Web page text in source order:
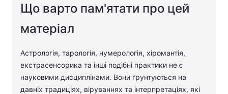
Що варто пам'ятати про цей
матеріал
Астрологія, тарологія, нумерологія, хіромантія,
екстрасенсорика та інші подібні практики не є
науковими дисциплінами. Вони ґрунтуються на
давніх традиціях, віруваннях та інтерпретаціях, які